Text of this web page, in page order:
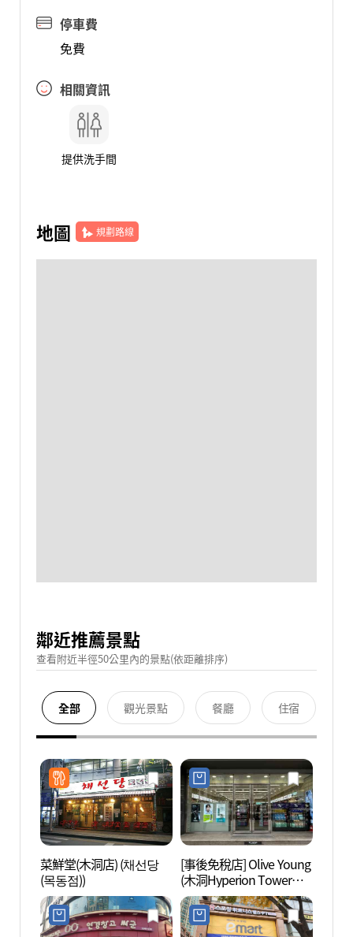
停車費
免費
相關資訊
提供洗手間
地圖 規劃路線
鄰近推薦景點
查看附近半徑50公里內的景點(依距離排序)
全部 觀光景點 餐廳 住宿
菜鮮堂(木洞店) (채선당
(목동점))
[事後免稅店] Olive Young
(木洞Hyperion Tower店)
(올리브영 목동하이페리
온점)